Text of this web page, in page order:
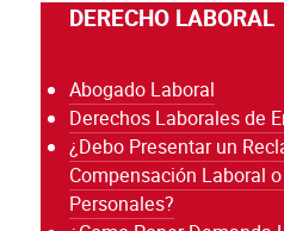
DERECHO LABORAL
Abogado Laboral
Derechos Laborales de
¿Debo Presentar un
Compensación Laboral
Personales?